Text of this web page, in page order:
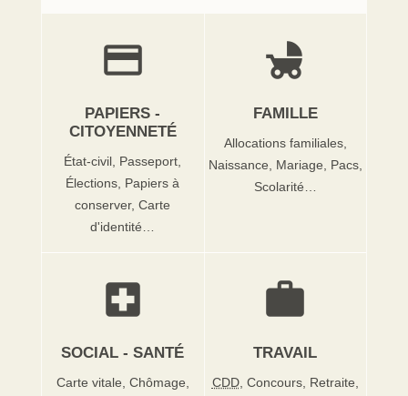
credit_card
PAPIERS -
CITOYENNETÉ
État-civil, Passeport,
Élections, Papiers à
conserver,Carte
d'identité…
child_friendly
FAMILLE
Allocations familiales,
Naissance, Mariage, Pacs,
Scolarité…
local_hospital
SOCIAL - SANTÉ
Carte vitale, Chômage,
work
TRAVAIL
CDD, Concours, Retraite,